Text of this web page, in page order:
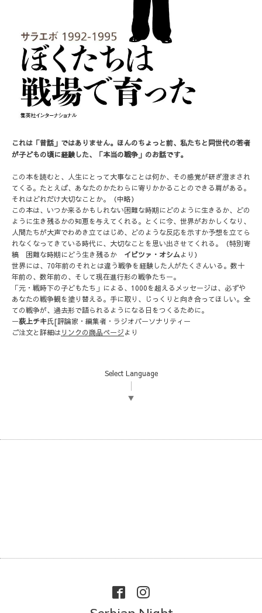
これは「昔話」ではありません。ほんのちょっと前、私たちと同世代の若者
が子どもの頃に経験した、「本当の戦争」のお話です。
この本を読むと、人生にとって大事なことは何か、その感覚が研ぎ澄まされ
てくる。たとえば、あなたのかたわらに寄りかかることのできる肩がある。
それはどれだけ大切なことか。（中略）
この本は、いつか来るかもしれない困難な時期にどのように生きるか、どの
ように生き残るかの知恵を与えてくれる。とくに今、世界がおかしくなり、
人間たちが大声でわめき立てはじめ、どのような反応を示すか予想を立てら
れなくなってきている時代に、大切なことを思い出させてくれる。（特別寄
稿 困難な時期にどう生き残るか イビツァ・オシムより）
世界には、70年前のそれとは違う戦争を経験した人がたくさんいる。数十
年前の、数年前の、そして現在進行形の戦争たちー。
「元・戦時下の子どもたち」による、1000を超えるメッセージは、必ずや
あなたの戦争観を塗り替える。手に取り、じっくりと向き合ってほしい。全
ての戦争が、過去形で語られるようになる日をつくるために。
ー荻上チキ氏[評論家・編集者・ラジオパーソナリティー
ご注文と詳細は リンクの商品ページより
Select Language
▼